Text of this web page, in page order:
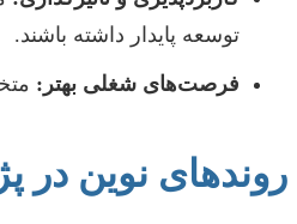
توسعه پایدار داشته باشند.
فرصت‌های شغلی بهتر:
روندهای نوین